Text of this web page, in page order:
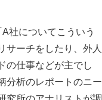
社についてこういう
サーチをしたり、外人
の仕事などが主でし
分析のレポートのニー